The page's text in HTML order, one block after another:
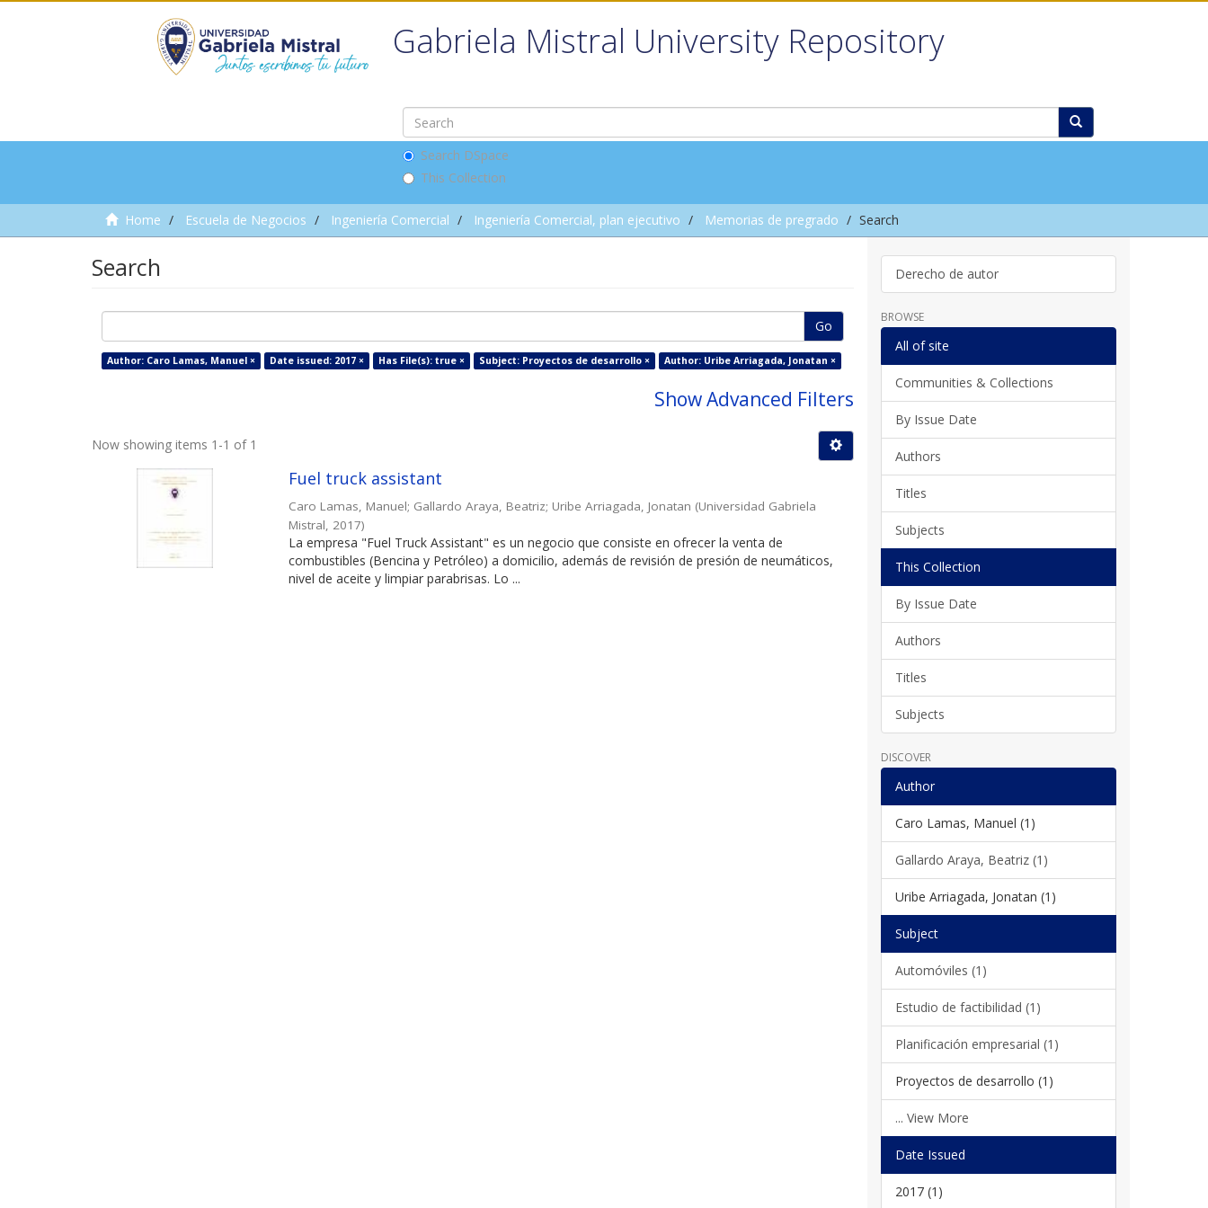
Gabriela Mistral University Repository
Search DSpace
This Collection
Home Escuela de Negocios Ingeniería Comercial Ingeniería Comercial, plan ejecutivo Memorias de pregrado Search
Search
Go
Author: Caro Lamas, Manuel × Date issued: 2017 × Has File(s): true × Subject: Proyectos de desarrollo × Author: Uribe Arriagada, Jonatan ×
Show Advanced Filters
Now showing items 1-1 of 1
Fuel truck assistant
Caro Lamas, Manuel; Gallardo Araya, Beatriz; Uribe Arriagada, Jonatan (Universidad Gabriela
Mistral 2017)
La empresa "Fuel Truck Assistant" es un negocio que consiste en ofrecer la venta de
combustibles (Bencina y Petróleo) a domicilio, además de revisión de presión de neumáticos,
nivel de aceite y limpiar parabrisas. Lo ...
Derecho de autor
BROWSE
All of site
Communities & Collections
By Issue Date
Authors
Titles
Subjects
This Collection
By Issue Date
Authors
Titles
Subjects
DISCOVER
Author
Caro Lamas, Manuel (1)
Gallardo Araya, Beatriz (1)
Uribe Arriagada, Jonatan (1)
Subject
Automóviles (1)
Estudio de factibilidad (1)
Planificación empresarial (1)
Proyectos de desarrollo (1)
... View More
Date Issued
2017 (1)